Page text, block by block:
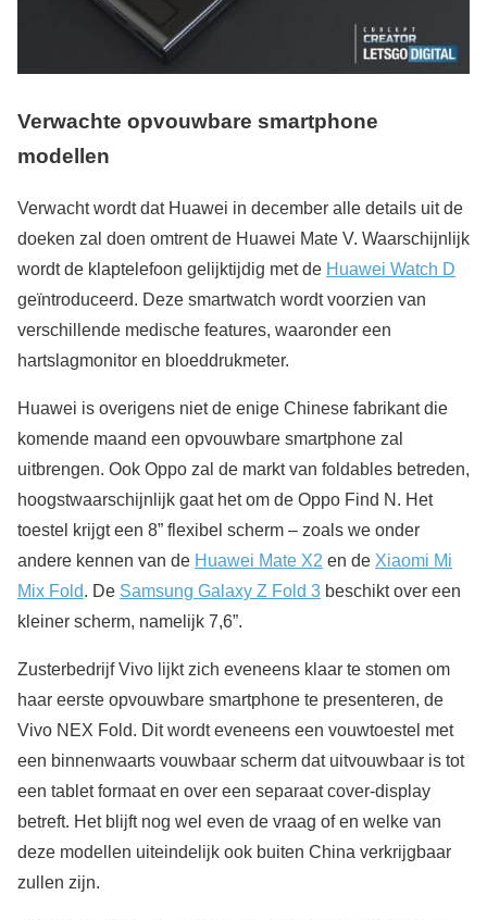
Verwachte opvouwbare smartphone
modellen
Verwacht wordt dat Huawei in december alle details uit de
doeken zal doen omtrent de Huawei Mate V. Waarschijnlijk
wordt de klaptelefoon gelijktijdig met de Huawei Watch D
geïntroduceerd. Deze smartwatch wordt voorzien van
verschillende medische features, waaronder een
hartslagmonitor en bloeddrukmeter.
Huawei is overigens niet de enige Chinese fabrikant die
komende maand een opvouwbare smartphone zal
uitbrengen. Ook Oppo zal de markt van foldables betreden,
hoogstwaarschijnlijk gaat het om de Oppo Find N. Het
toestel krijgt een 8” flexibel scherm – zoals we onder
andere kennen van de Huawei Mate X2 en de Xiaomi Mi
Mix Fold. De Samsung Galaxy Z Fold 3 beschikt over een
kleiner scherm, namelijk 7,6”.
Zusterbedrijf Vivo lijkt zich eveneens klaar te stomen om
haar eerste opvouwbare smartphone te presenteren, de
Vivo NEX Fold. Dit wordt eveneens een vouwtoestel met
een binnenwaarts vouwbaar scherm dat uitvouwbaar is tot
een tablet formaat en over een separaat cover-display
betreft. Het blijft nog wel even de vraag of en welke van
deze modellen uiteindelijk ook buiten China verkrijgbaar
zullen zijn.